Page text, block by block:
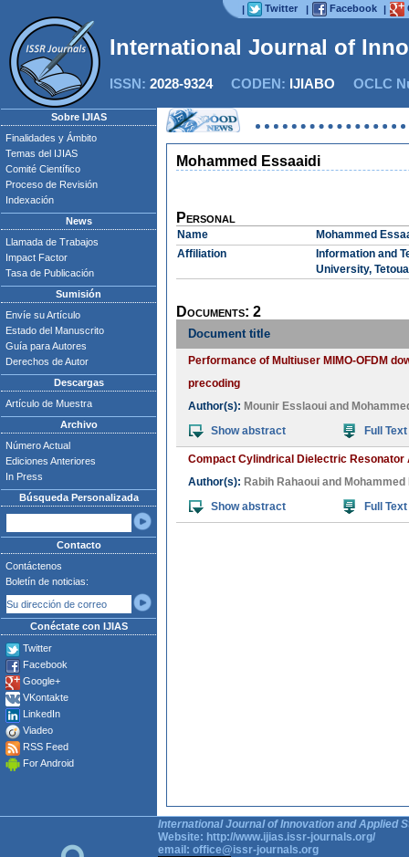
| Twitter | Facebook |
International Journal of
ISSN: 2028-9324CODEN: IJIABO OCLC
Sobre IJIAS
Finalidades y Ámbito
Temas del IJIAS
Comité Científico
Proceso de Revisión
Indexación
News
Llamada de Trabajos
Impact Factor
Tasa de Publicación
Sumisión
Envíe su Artículo
Estado del Manuscrito
Guía para Autores
Derechos de Autor
Descargas
Artículo de Muestra
Archivo
Número Actual
Ediciones Anteriores
In Press
Búsqueda Personalizada
Contacto
Contáctenos
Boletín de noticias:
Conéctate con IJIAS
Twitter
Facebook
Google+
VKontakte
LinkedIn
Viadeo
RSS Feed
For Android
Mohammed Essaaidi
Personal
Name
Mohammed
Affiliation
Information and
University,
Documents: 2
Document title
Performance of Multiuser MIMO-OFDM
precoding
Author(s): Mounir Esslaoui and
Show abstract
Full Text
Compact Cylindrical Dielectric
Author(s): Rabih Rahaoui and
Show abstract
Full Text
International Journal of Innovation and Applied
Website: http://www.ijias.issr-journals.org/
email: office@issr-journals.org